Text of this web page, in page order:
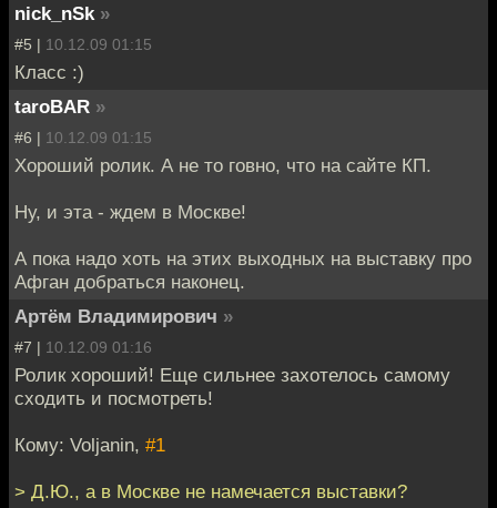
nick_nSk »
#5 | 10.12.09 01:15
Класс :)
taroBAR »
#6 | 10.12.09 01:15
Хороший ролик. А не то говно, что на сайте КП.
Ну, и эта - ждем в Москве!
А пока надо хоть на этих выходных на выставку про
Афган добраться наконец.
Артём Владимирович »
#7 | 10.12.09 01:16
Ролик хороший! Еще сильнее захотелось самому
сходить и посмотреть!
Кому: Voljanin, #1
> Д.Ю., а в Москве не намечается выставки?